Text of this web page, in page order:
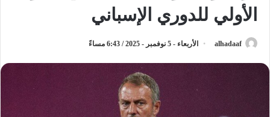
الأولي للدوري الإسباني
alhadaaf الأربعاء - 5 نوفمبر - 2025 / 6:43 مساءً